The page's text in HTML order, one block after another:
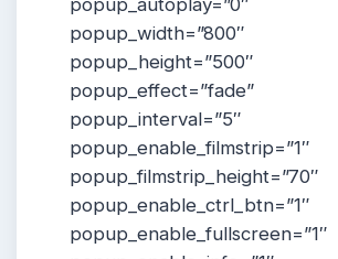
popup_autoplay=”0″
popup_width=”800″
popup_height=”500″
popup_effect=”fade”
popup_interval=”5″
popup_enable_filmstrip=”1″
popup_filmstrip_height=”70″
popup_enable_ctrl_btn=”1″
popup_enable_fullscreen=”1″